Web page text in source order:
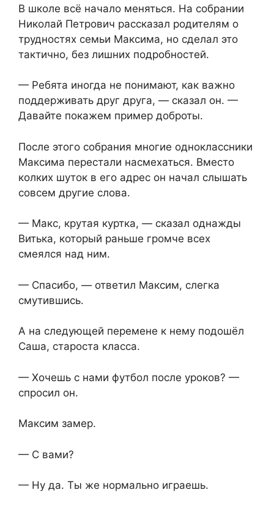
В школе всё начало меняться. На собрании
Николай Петрович рассказал родителям о
трудностях семьи Максима, но сделал это
тактично, без лишних подробностей.
— Ребята иногда не понимают, как важно
поддерживать друг друга, — сказал он. —
Давайте покажем пример доброты.
После этого собрания многие одноклассники
Максима перестали насмехаться. Вместо
колких шуток в его адрес он начал слышать
совсем другие слова.
— Макс, крутая куртка, — сказал однажды
Витька, который раньше громче всех
смеялся над ним.
— Спасибо, — ответил Максим, слегка
смутившись.
А на следующей перемене к нему подошёл
Саша, староста класса.
— Хочешь с нами футбол после уроков? —
спросил он.
Максим замер.
— С вами?
— Ну да. Ты же нормально играешь.